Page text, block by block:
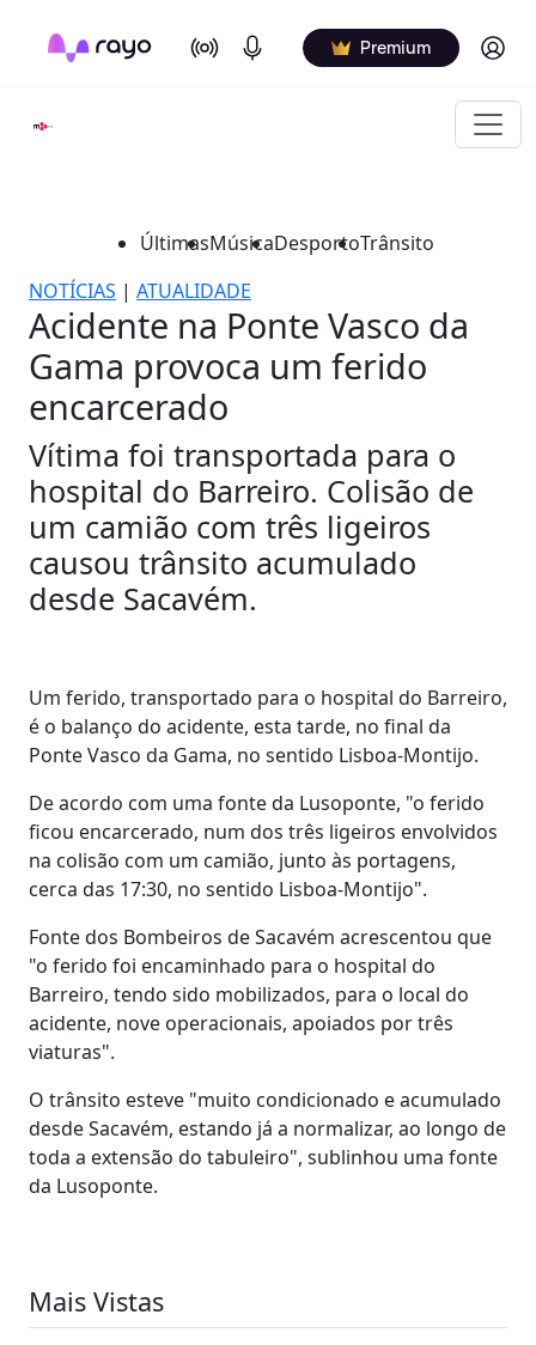
On Air Podcasts Premium Log in
ÚltimasMúsicaDesportoTrânsito
NOTÍCIAS | ATUALIDADE
Acidente na Ponte Vasco da
Gama provoca um ferido
encarcerado
Vítima foi transportada para o
hospital do Barreiro. Colisão de
um camião com três ligeiros
causou trânsito acumulado
desde Sacavém.
Um ferido, transportado para o hospital do Barreiro,
é o balanço do acidente, esta tarde, no final da
Ponte Vasco da Gama, no sentido Lisboa-Montijo.
De acordo com uma fonte da Lusoponte, "o ferido
ficou encarcerado, num dos três ligeiros envolvidos
na colisão com um camião, junto às portagens,
cerca das 17:30, no sentido Lisboa-Montijo".
Fonte dos Bombeiros de Sacavém acrescentou que
"o ferido foi encaminhado para o hospital do
Barreiro, tendo sido mobilizados, para o local do
acidente, nove operacionais, apoiados por três
viaturas".
O trânsito esteve "muito condicionado e acumulado
desde Sacavém, estando já a normalizar, ao longo de
toda a extensão do tabuleiro", sublinhou uma fonte
da Lusoponte.
Mais Vistas